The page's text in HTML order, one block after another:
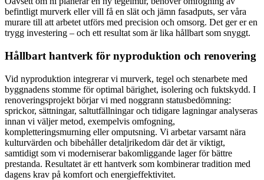
befintligt murverk eller vill få en slät och jämn fasadputs, ser våra
murare till att arbetet utförs med precision och omsorg. Det ger er en
trygg investering – och ett resultat som är lika hållbart som snyggt.
Hållbart hantverk för nyproduktion och renovering
Vid nyproduktion integrerar vi murverk, tegel och stenarbete med
byggnadens stomme för optimal bärighet, isolering och fuktskydd. I
renoveringsprojekt börjar vi med noggrann statusbedömning:
sprickor, sättningar, saltutfällningar och tidigare lagningar analyseras
innan vi väljer metod, exempelvis omfogning,
kompletteringsmurning eller omputsning. Vi arbetar varsamt nära
kulturvärden och bibehåller detaljrikedom där det är viktigt,
samtidigt som vi moderniserar bakomliggande lager för bättre
prestanda. Resultatet är ett hantverk som kombinerar tradition med
dagens krav på komfort och energieffektivitet.